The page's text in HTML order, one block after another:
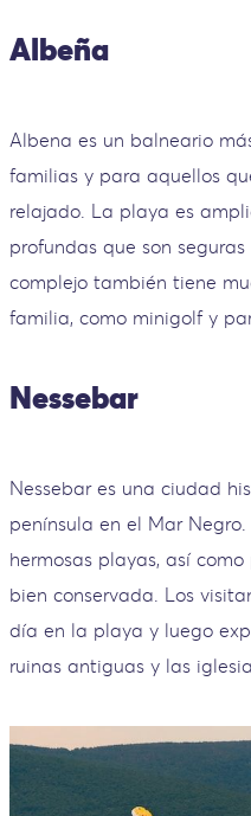
Albeña
Albena es un balneario
familias y para aquellos
relajado. La playa es
profundas que son
complejo también tiene
familia, como minigolf y
Nessebar
Nessebar es una ciudad
península en el Mar
hermosas playas, así
bien conservada. Los
día en la playa y luego
ruinas antiguas y las